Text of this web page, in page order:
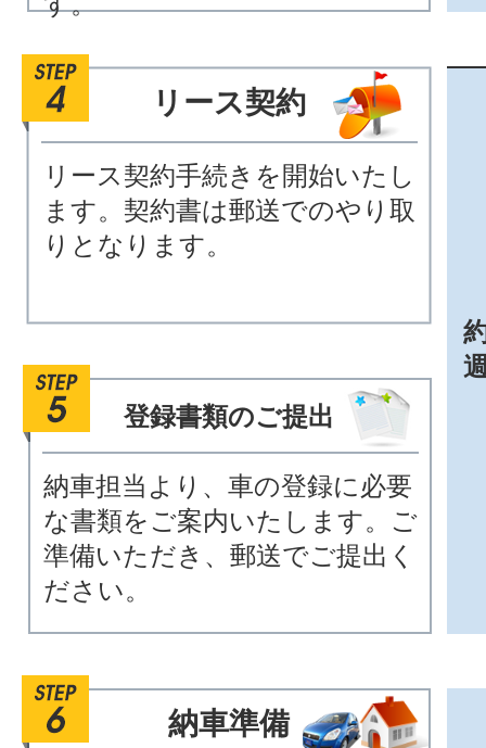
リース契約
リース契約手続きを開始いたし
ます。契約書は郵送でのやり取
りとなります。
登録書類のご提出
納車担当より、車の登録に必要
な書類をご案内いたします。ご
準備いただき、郵送でご提出く
ださい。
納車準備